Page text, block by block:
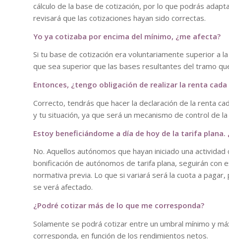
cálculo de la base de cotización, por lo que podrás
revisará que las cotizaciones hayan sido correctas.
Yo ya cotizaba por encima del mínimo, ¿me afecta?
Si tu base de cotización era voluntariamente superior a
que sea superior que las bases resultantes del tramo
Entonces, ¿tengo obligación de realizar la renta cada
Correcto, tendrás que hacer la declaración de la renta
y tu situación, ya que será un mecanismo de control de la
Estoy beneficiándome a día de hoy de la tarifa plana.
No. Aquellos autónomos que hayan iniciado una
bonificación de autónomos de tarifa plana, seguirán
normativa previa. Lo que si variará será la cuota a
se verá afectado.
¿Podré cotizar más de lo que me corresponda?
Solamente se podrá cotizar entre un umbral mínimo y
corresponda, en función de los rendimientos netos.